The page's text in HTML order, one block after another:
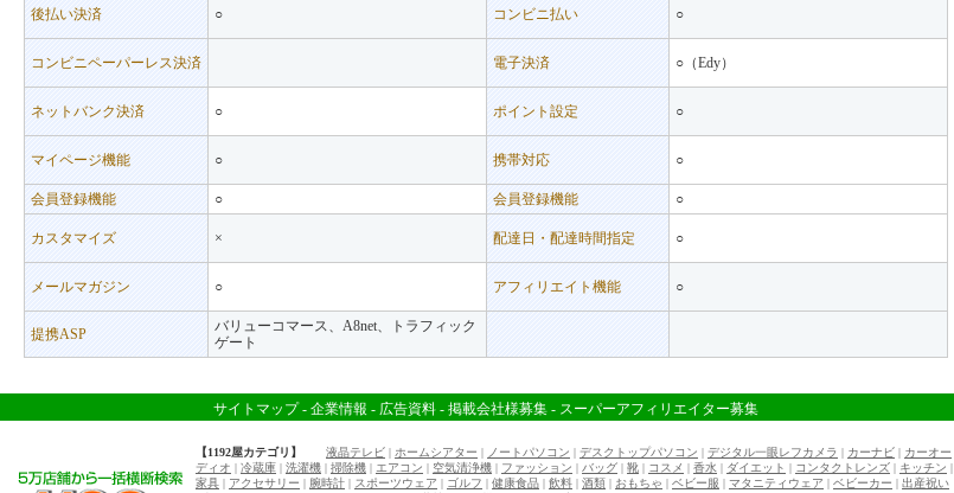
後払い決済 ○ コンビニ払い ○
コンビニペーパーレス決済 電子決済 ○（Edy）
ネットバンク決済 ○ ポイント設定 ○
マイページ機能 ○ 携帯対応 ○
会員登録機能 ○ 会員登録機能 ○
カスタマイズ × 配達日・配達時間指定 ○
メールマガジン ○ アフィリエイト機能 ○
提携ASP
バリューコマース、A8net、トラフィック
ゲート
サイトマップ- 企業情報 - 広告資料 - 掲載会社様募集 - スーパーアフィリエイター募集
【1192屋カテゴリ】 液晶テレビ | ホームシアター | ノートパソコン | デスクトップパソコン | デジタル一眼レフカメラ | カーナビ | カーオー
ディオ | 冷蔵庫 | 洗濯機 | 掃除機 | エアコン | 空気清浄機 | ファッション | バッグ | 靴 | コスメ | 香水 | ダイエット | コンタクトレンズ | キッチン |
家具 | アクセサリー | 腕時計 | スポーツウェア | ゴルフ | 健康食品 | 飲料 | 酒類 | おもちゃ | ベビー服 | マタニティウェア | ベビーカー | 出産祝い